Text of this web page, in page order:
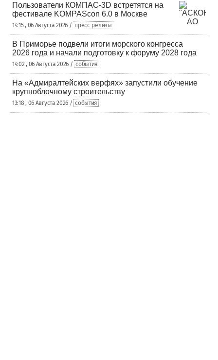
Пользователи КОМПАС-3D встретятся на
фестивале KOMPAScon 6.0 в Москве
14:15 , 06 Августа 2026 / пресс-релизы
В Приморье подвели итоги морского конгресса
2026 года и начали подготовку к форуму 2028 года
14:02 , 06 Августа 2026 / события
На «Адмиралтейских верфях» запустили обучение
крупноблочному строительству
13:18 , 06 Августа 2026 / события